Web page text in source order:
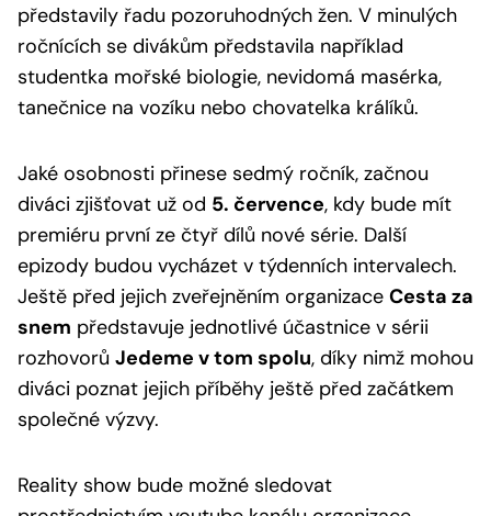
představily řadu pozoruhodných žen. V minulých
ročnících se divákům představila například
studentka mořské biologie, nevidomá masérka,
tanečnice na vozíku nebo chovatelka králíků.
Jaké osobnosti přinese sedmý ročník, začnou
diváci zjišťovat už od 5. července, kdy bude mít
premiéru první ze čtyř dílů nové série. Další
epizody budou vycházet v týdenních intervalech.
Ještě před jejich zveřejněním organizace Cesta za
snem představuje jednotlivé účastnice v sérii
rozhovorů Jedeme v tom spolu, díky nimž mohou
diváci poznat jejich příběhy ještě před začátkem
společné výzvy.
Reality show bude možné sledovat